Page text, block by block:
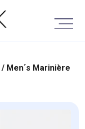
/ Men´s Marinière